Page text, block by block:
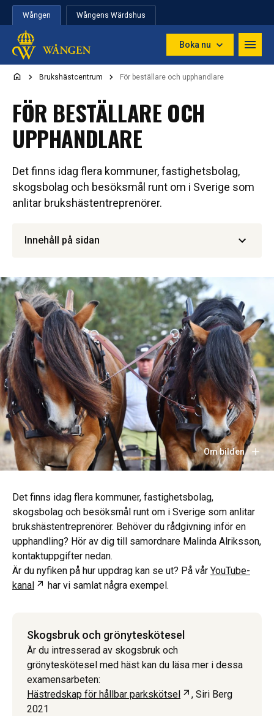
Hoppa till innehåll
Wången Wångens Wärdshus
Boka nu
Brukshästcentrum För beställare och upphandlare
FÖR BESTÄLLARE OCH
UPPHANDLARE
Det finns idag flera kommuner, fastighetsbolag,
skogsbolag och besöksmål runt om i Sverige som
anlitar brukshästentreprenörer.
Innehåll på sidan
Om bilden
Det finns idag flera kommuner, fastighetsbolag,
skogsbolag och besöksmål runt om i Sverige som anlitar
brukshästentreprenörer. Behöver du rådgivning inför en
upphandling? Hör av dig till samordnare Malinda Alriksson,
kontaktuppgifter nedan.
Är du nyfiken på hur uppdrag kan se ut? På vår YouTube-
kanal
Öppnas i ny flik
har vi samlat några exempel.
Skogsbruk och grönyteskötesel
Är du intresserad av skogsbruk och
grönyteskötesel med häst kan du läsa mer i dessa
examensarbeten:
Hästredskap för hållbar parkskötsel
Öppnas i ny flik
, Siri Berg
2021